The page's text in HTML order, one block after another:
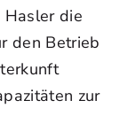
Hasler die
den Betrieb
zur